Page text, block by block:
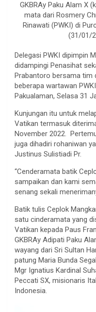
GKBRAy Paku Alam X
mata dari Rosmery
Rinawati (PWKI) di
(31/01/
Delegasi PWKI dipimpin
didampingi Penasihat
Prabantoro bersama tim
beberapa wartawan
Pakualaman, Selasa 31
Kunjungan itu untuk
Vatikan termasuk
November 2022.
juga dihadiri rohaniwan
Justinus Sulistiadi Pr.
“Cenderamata batik
sampaikan dan kami
senang sekali
Batik tulis Ceplok
satu cinderamata yang
Vatikan kepada Paus
GKBRAy Adipati Paku
wayang dari Sri Sultan
patung Maria Bunda
Mgr Ignatius Kardinal
Peccati SX, misionaris
Indonesia.